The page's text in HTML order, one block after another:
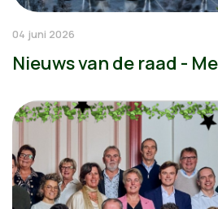
04 juni 2026
Nieuws van de raad -